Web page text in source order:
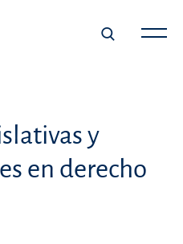
y
en derecho